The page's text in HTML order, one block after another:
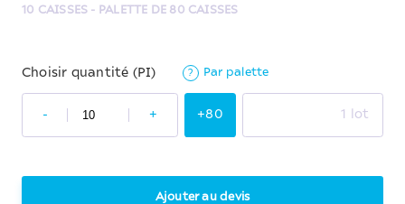
10 CAISSES - PALETTE DE 80 CAISSES
Choisir quantité (PI) ? Par palette
- + +80 1 lot
Ajouter au devis